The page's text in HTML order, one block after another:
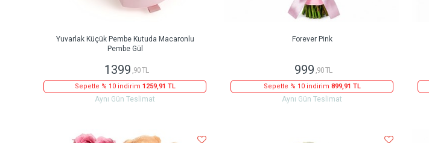
Yuvarlak Küçük Pembe Kutuda Macaronlu
Pembe Gül
1399 ,90 TL
Sepette % 10 indirim 1259,91 TL
Aynı Gün Teslimat
Forever Pink
999 ,90 TL
Sepette % 10 indirim 899,91 TL
Aynı Gün Teslimat